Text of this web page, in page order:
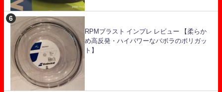
RPMブラスト インプレ レビュー 【柔らか
め高反発・ハイパワーなバボラのポリガッ
ト】